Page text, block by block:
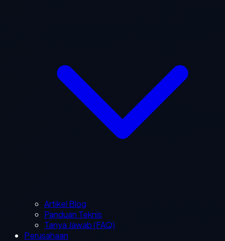
Artikel Blog
Panduan Teknis
Tanya Jawab (FAQ)
Perusahaan